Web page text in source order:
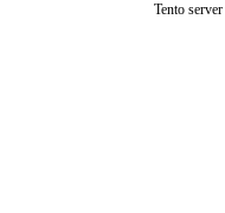
Tento